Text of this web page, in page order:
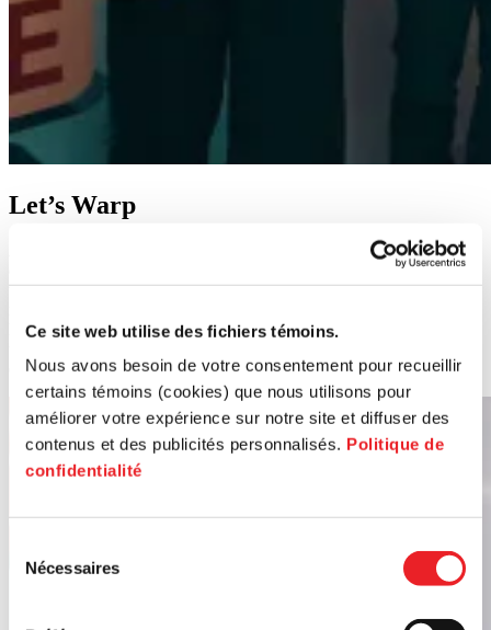
Ce site web utilise des fichiers témoins.
Nous avons besoin de votre consentement pour recueillir
certains témoins (cookies) que nous utilisons pour
améliorer votre expérience sur notre site et diffuser des
contenus et des publicités personnalisés. Politique de
confidentialité
Nécessaires
Let’s Warp
Avancement et commercialisation d’une solution logicielle
d’assurance qualité destinée à l’industrie aéronautique. Cette
technologie combine téléphones intelligents, IdO et informatique en
MES. Résultat : une amélioration significative de la productivité,
entreprises manufacturières.